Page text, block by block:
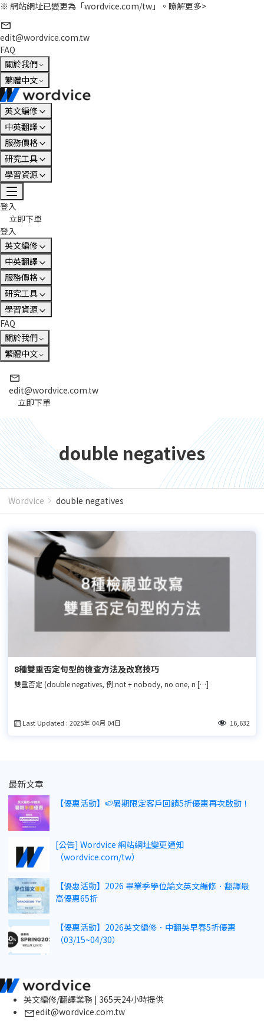
※ 網站網址已變更為「wordvice.com/tw」。 瞭解更多>
edit@wordvice.com.tw
FAQ
關於我們
繁體中文
英文編修
中英翻譯
服務價格
研究工具
學習資源
登入
立即下單
登入
英文編修
中英翻譯
服務價格
研究工具
學習資源
FAQ
關於我們
繁體中文
edit@wordvice.com.tw
立即下單
double negatives
Wordvice double negatives
8種雙重否定句型的檢查方法及改寫技巧
雙重否定 (double negatives, 例:not + nobody, no one, n […]
Last Updated : 2025年 04月 04日 16,632
最新文章
【優惠活動】🍉暑期限定客戶回饋5折優惠再次啟動！
[公告] Wordvice 網站網址變更通知
（wordvice.com/tw）
【優惠活動】2026 畢業季學位論文英文編修．翻譯最
高優惠65折
【優惠活動】2026英文編修．中翻英早春5折優惠
（03/15~04/30）
英文編修/翻譯業務 | 365天24小時提供
edit@wordvice.com.tw